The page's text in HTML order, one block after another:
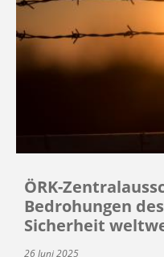
ÖRK-
Bedrohungen
Sicherheit
26 Juni 2025